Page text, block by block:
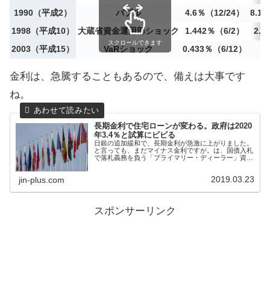
1990（平成2）
バブル 4.6％（12/24）
1998（平成10）
大蔵省資金運用部ショック 1.442％（6/2）
2003（平成15）
VaRショック 0.433％（6/12）
スクロールできます
金利は、急騰することもあるので、備えは大事です
ね。
長期金利で住宅ローンが変わる。政府は2020
年3.4％と試算にビビる
日銀の追加緩和で、長期金利が急激に上がりました。
と言っても、まだマイナス金利ですが。は、国債入札
で落札義務を負う「プライマリー・ディーラー」資格
jin-plus.com 2019.03.23
スポンサーリンク